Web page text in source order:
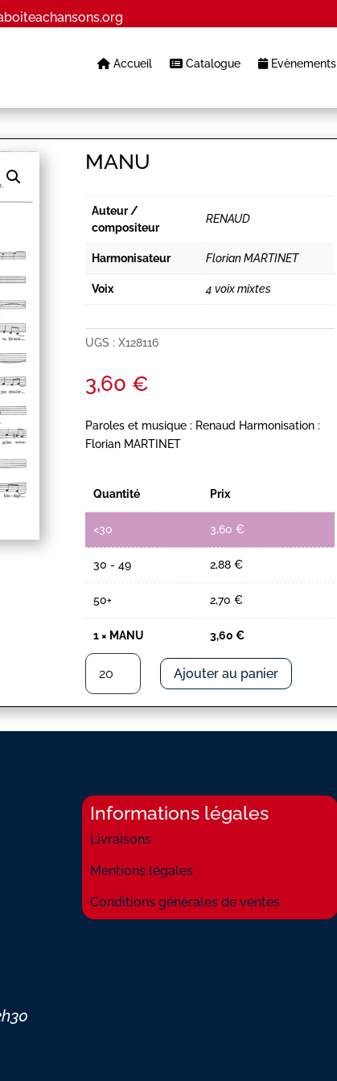
Accueil Catalogue Evènements
MANU
Auteur /
compositeur
RENAUD
Harmonisateur Florian MARTINET
Voix 4 voix mixtes
UGS :X128116
3,60 €
Paroles et musique : Renaud Harmonisation :
Florian MARTINET
Quantité Prix
<30 3,60 €
30 - 49 2,88 €
50+ 2,70 €
1 × MANU 3,60 €
quantité
MANU
Ajouter au panier
Informations légales
Livraisons
Mentions légales
Conditions générales de ventes